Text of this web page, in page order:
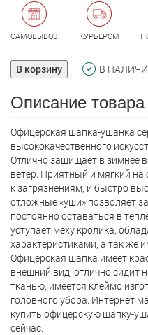
САМОВЫВОЗ КУРЬЕРОМ
В корзину В
Описание товара
Офицерская шапкa-ушанка
высококачественного
Отлично защищает в зимнее
ветер. Приятный и мягкий
к загрязнениям, и быстро
отложные «уши» позволяет
постоянно оставаться в
уступает меху кролика,
характеристиками, а так же
Офицерская шапкa имеет
внешний вид, отлично сидит
тканью, имеется клеймо
головного убора. Интернет
кyпить офицерскую шапку-
сейчас.